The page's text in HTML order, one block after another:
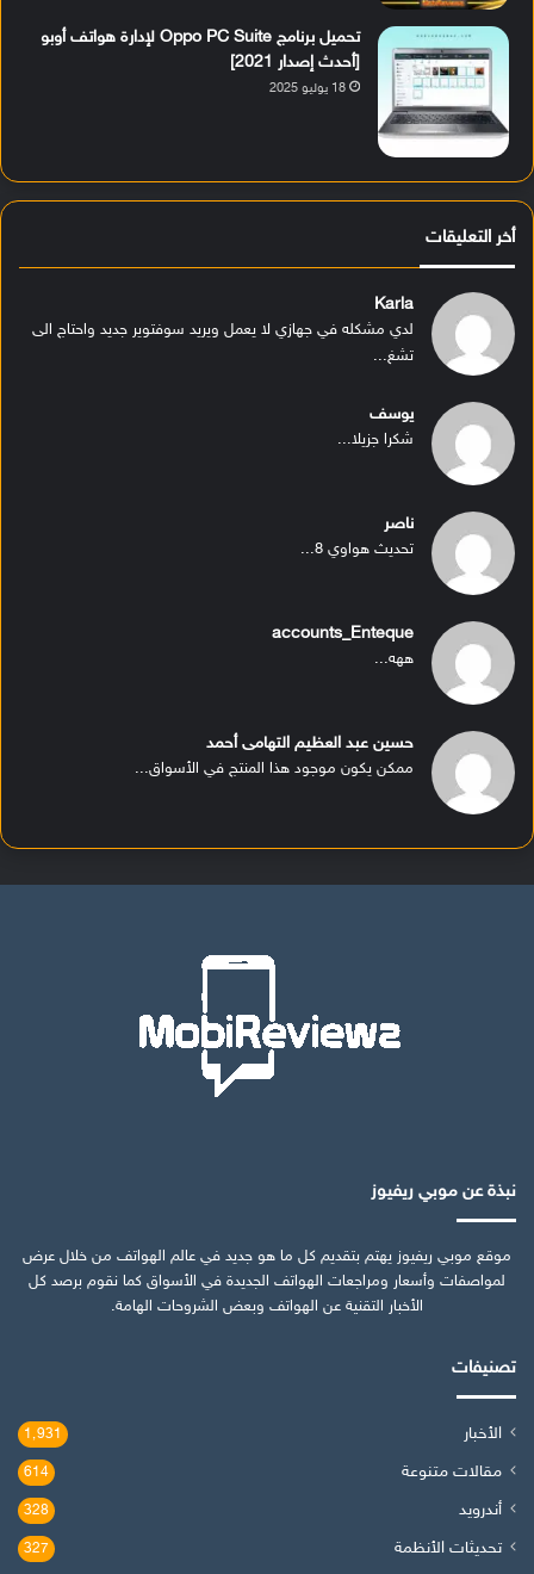
تحميل برنامج Oppo PC Suite لإدارة هواتف أوبو
[أحدث إصدار 2021]
18 يوليو 2025
أخر التعليقات
Karla
لدي مشكله في جهازي لا يعمل ويريد سوفتوير جديد واحتاج الى
تشغ...
يوسف
شكرا جزيلا...
ناصر
تحديث هواوي 8...
accounts_Enteque
ههه...
حسين عبد العظيم التهامى أحمد
ممكن يكون موجود هذا المنتج في الأسواق...
نبذة عن موبي ريفيوز
موقع موبي ريفيوز يهتم بتقديم كل ما هو جديد في عالم الهواتف من خلال عرض
لمواصفات وأسعار ومراجعات الهواتف الجديدة في الأسواق كما نقوم برصد كل
الأخبار التقنية عن الهواتف وبعض الشروحات الهامة.
تصنيفات
الأخبار 1٬931
مقالات متنوعة 614
أندرويد 328
تحديثات الأنظمة 327